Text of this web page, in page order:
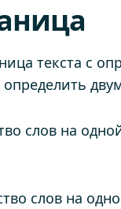
текста с
слов на
слов на